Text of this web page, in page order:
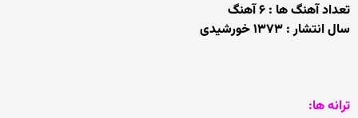
تعداد آهنگ ها : ۶ آهنگ
سال انتشار : ۱۳۷۳ خورشیدی
ترانه ها: